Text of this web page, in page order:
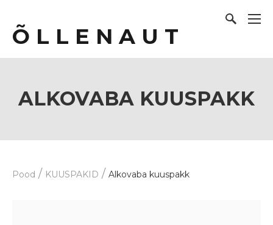
Õ L L E N A U T
ALKOVABA KUUSPAKK
Pood / KUUSPAKID / Alkovaba kuuspakk